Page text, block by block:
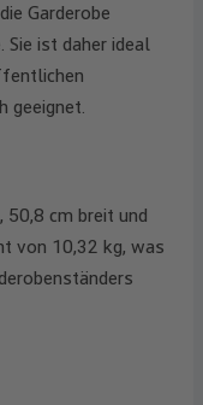
Garderobe
Sie ist daher ideal
geeignet.
50,8 cm breit und
von 10,32 kg, was